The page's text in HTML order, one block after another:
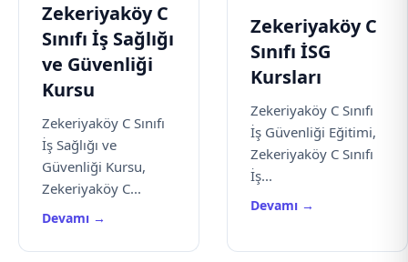
Zekeriyaköy C
Sınıfı İş Sağlığı
ve Güvenliği
Kursu
Zekeriyaköy C Sınıfı
İş Sağlığı ve
Güvenliği Kursu,
Zekeriyaköy C...
Devamı →
Zekeriyaköy C
Sınıfı İSG
Kursları
Zekeriyaköy C Sınıfı
İş Güvenliği Eğitimi,
Zekeriyaköy C Sınıfı
İş...
Devamı →